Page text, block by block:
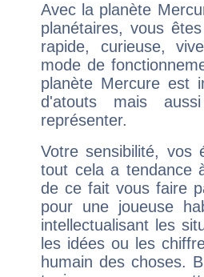
Avec la planète
planétaires, vous
rapide, curieuse,
mode de
planète Mercure est
d'atouts mais
représenter.
Votre sensibilité,
tout cela a tendance
de ce fait vous faire
pour une joueuse
intellectualisant les
les idées ou les
humain des choses.